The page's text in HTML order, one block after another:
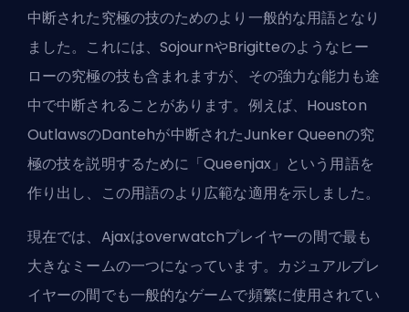
中断された究極の技のためのより一般的な用語となり
ました。これには、 SojournやBrigitteのようなヒー
ローの究極の技も含まれますが、その強力な能力も途
中で中断されることがあります。例えば、Houston
OutlawsのDantehが中断されたJunker Queenの究
極の技を説明するために「Queenjax」という用語を
作り出し、この用語のより広範な適用を示しました。
現在では、Ajaxはoverwatchプレイヤーの間で最も
大きなミームの一つになっています。カジュアルプレ
イヤーの間でも一般的なゲームで頻繁に使用されてい